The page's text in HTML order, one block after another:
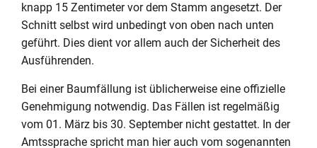
knapp 15 Zentimeter vor dem Stamm angesetzt. Der
Schnitt selbst wird unbedingt von oben nach unten
geführt. Dies dient vor allem auch der Sicherheit des
Ausführenden.
Bei einer Baumfällung ist üblicherweise eine offizielle
Genehmigung notwendig. Das Fällen ist regelmäßig
vom 01. März bis 30. September nicht gestattet. In der
Amtssprache spricht man hier auch vom sogenannten